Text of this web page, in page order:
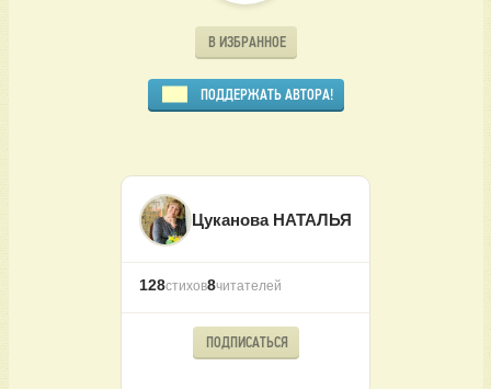
В ИЗБРАННОЕ
ПОДДЕРЖАТЬ АВТОРА!
Цуканова НАТАЛЬЯ
128стихов8читателей
ПОДПИСАТЬСЯ